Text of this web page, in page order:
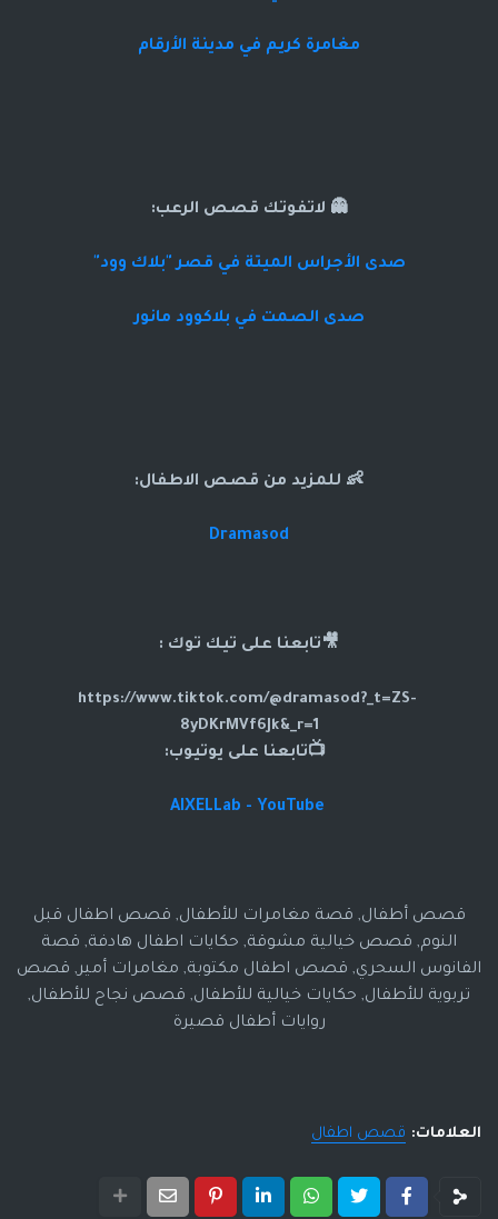
مغامرة كريم في مدينة الأرقام
👻 لاتفوتك قصص الرعب:
صدى الأجراس الميتة في قصر "بلاك وود"
صدى الصمت في بلاكوود مانور
👶 للمزيد من قصص الاطفال:
Dramasod
🎥تابعنا على تيك توك :
https://www.tiktok.com/@dramasod?_t=ZS-
8yDKrMVf6Jk&_r=1
📺تابعنا على يوتيوب:
AIXELLab - YouTube
قصص أطفال, قصة مغامرات للأطفال, قصص اطفال قبل
النوم, قصص خيالية مشوقة, حكايات اطفال هادفة, قصة
الفانوس السحري, قصص اطفال مكتوبة, مغامرات أمير, قصص
تربوية للأطفال, حكايات خيالية للأطفال, قصص نجاح للأطفال,
روايات أطفال قصيرة
العلامات: قصص اطفال